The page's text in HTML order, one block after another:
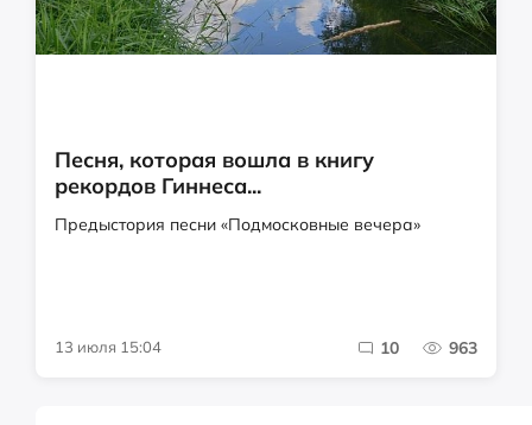
Песня, которая вошла в книгу
рекордов Гиннеса...
Предыстория песни «Подмосковные вечера»
13 июля 15:04 10 963